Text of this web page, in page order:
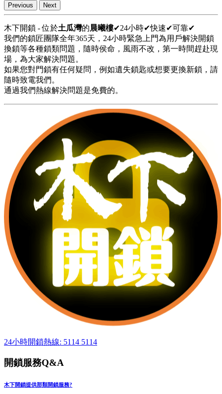
Previous Next
木下開鎖 - 位於土瓜灣的晨曦樓✔24小時✔快速✔可靠✔
我們的鎖匠團隊全年365天，24小時緊急上門為用戶解決開鎖
換鎖等各種鎖類問題，隨時侯命，風雨不改，第一時間趕赴現
場，為大家解決問題。
如果您對門鎖有任何疑問，例如遺失鎖匙或想要更換新鎖，請
隨時致電我們。
通過我們熱線解決問題是免費的。
24小時開鎖熱線: 5114 5114
開鎖服務Q&A
木下開鎖提供那類開鎖服務?